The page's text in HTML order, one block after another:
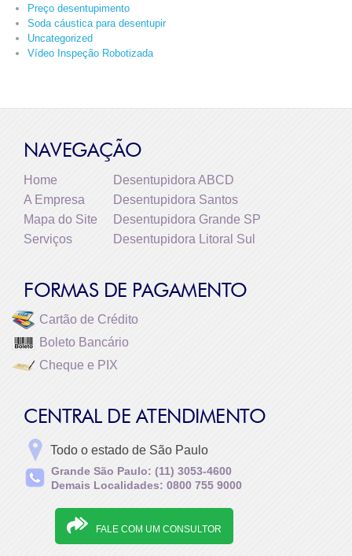
Preço desentupimento
Soda cáustica para desentupir
Uncategorized
Vídeo Inspeção Robotizada
NAVEGAÇÃO
Home
A Empresa
Mapa do Site
Serviços
Desentupidora ABCD
Desentupidora Santos
Desentupidora Grande SP
Desentupidora Litoral Sul
FORMAS DE PAGAMENTO
Cartão de Crédito
Boleto Bancário
Cheque e PIX
CENTRAL DE ATENDIMENTO
Todo o estado de São Paulo
Grande São Paulo: (11) 3053-4600
Demais Localidades: 0800 755 9000
FALE COM UM CONSULTOR